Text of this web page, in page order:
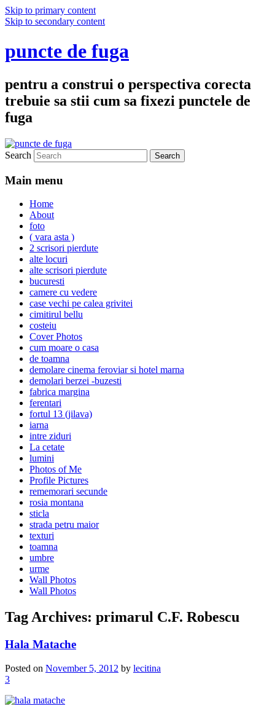
Skip to primary content
Skip to secondary content
puncte de fuga
pentru a construi o perspectiva corecta
trebuie sa stii cum sa fixezi punctele de
fuga
Search
Main menu
Home
About
foto
( vara asta )
2 scrisori pierdute
alte locuri
alte scrisori pierdute
bucuresti
camere cu vedere
case vechi pe calea grivitei
cimitirul bellu
costeiu
Cover Photos
cum moare o casa
de toamna
demolare cinema feroviar si hotel marna
demolari berzei -buzesti
fabrica margina
ferentari
fortul 13 (jilava)
iarna
intre ziduri
La cetate
lumini
Photos of Me
Profile Pictures
rememorari secunde
rosia montana
sticla
strada petru maior
texturi
toamna
umbre
urme
Wall Photos
Wall Photos
Tag Archives: primarul C.F. Robescu
Hala Matache
Posted on November 5, 2012 by lecitina
3